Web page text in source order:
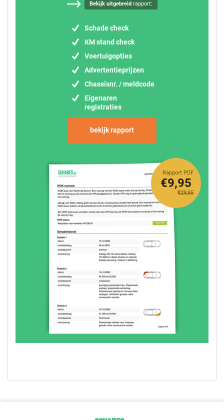
Bekijk uitgebreid rapport:
Schade check
KM stand check
Voertuigopties
Advertentieprijzen
Chassisnr. / meldcode
Eigenaren
registraties
bekijk rapport
Rapport PDF
€29,95
€9,95